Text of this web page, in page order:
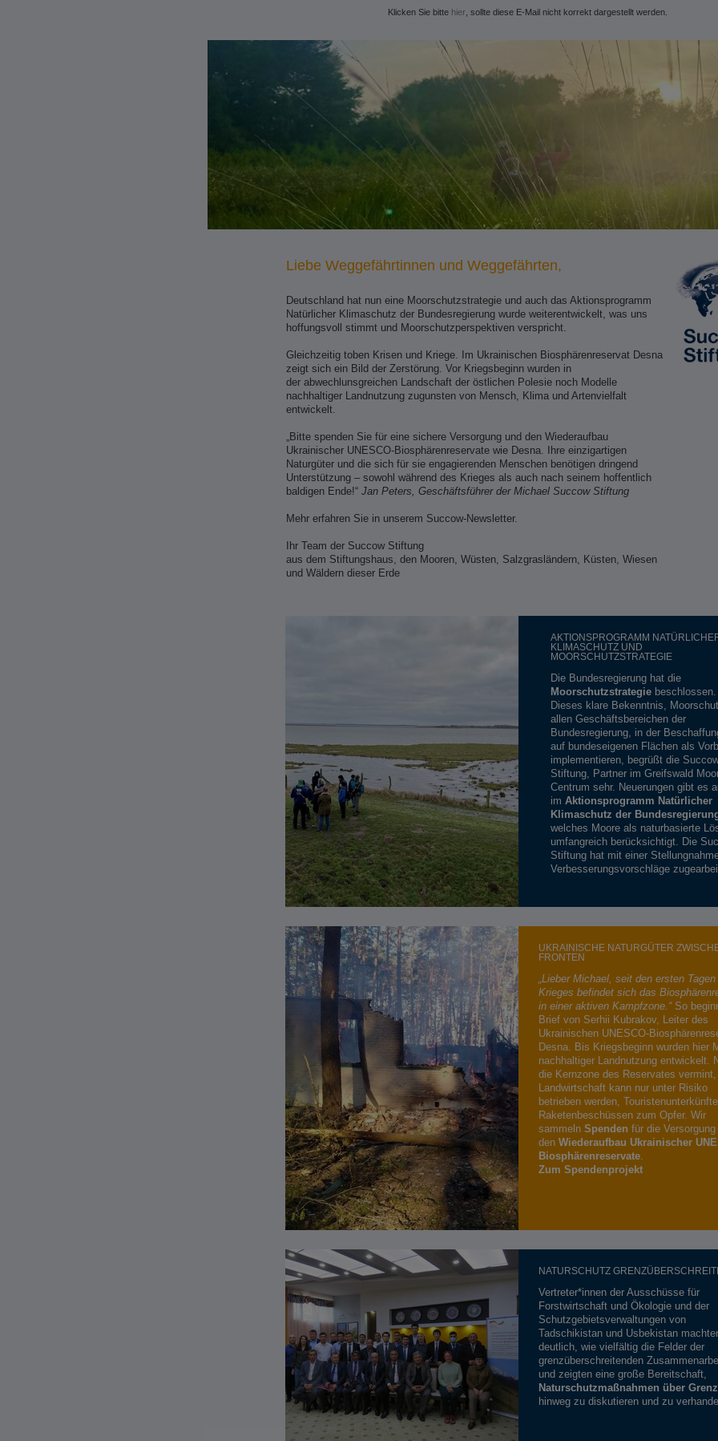
Klicken Sie bitte hier, sollte diese E-Mail nicht korrekt dargestellt werden.
Liebe Weggefährtinnen und Weggefährten,
Deutschland hat nun eine Moorschutzstrategie und auch das Aktionsprogramm
Natürlicher Klimaschutz der Bundesregierung wurde weiterentwickelt, was uns
hoffungsvoll stimmt und Moorschutzperspektiven verspricht.
Gleichzeitig toben Krisen und Kriege. Im Ukrainischen Biosphärenreservat Desna
zeigt sich ein Bild der Zerstörung. Vor Kriegsbeginn wurden in
der abwechlunsgreichen Landschaft der östlichen Polesie noch Modelle
nachhaltiger Landnutzung zugunsten von Mensch, Klima und Artenvielfalt
entwickelt.
„Bitte spenden Sie für eine sichere Versorgung und den Wiederaufbau
Ukrainischer UNESCO-Biosphärenreservate wie Desna. Ihre einzigartigen
Naturgüter und die sich für sie engagierenden Menschen benötigen dringend
Unterstützung – sowohl während des Krieges als auch nach seinem hoffentlich
baldigen Ende!“ Jan Peters, Geschäftsführer der Michael Succow Stiftung
Mehr erfahren Sie in unserem Succow-Newsletter.
Ihr Team der Succow Stiftung
aus dem Stiftungshaus, den Mooren, Wüsten, Salzgrasländern, Küsten, Wiesen
und Wäldern dieser Erde
AKTIONSPROGRAMM
KLIMASCHUTZ UND
MOORSCHUTZSTRATEGIE
Die Bundesregierung hat die
Moorschutzstrategiebeschlossen.
Dieses klare Bekenntnis,
allen Geschäftsbereichen der
Bundesregierung, in der
auf bundeseigenen Flächen als
implementieren, begrüßt die
Stiftung, Partner im Greifswald
Centrum sehr. Neuerungen gibt es
im Aktionsprogramm Natürlicher
Klimaschutz der
welches Moore als naturbasierte
umfangreich berücksichtigt. Die
Stiftung hat mit einer
Verbesserungsvorschläge
UKRAINISCHE NATURGÜTER
FRONTEN
„Lieber Michael, seit den ersten Tagen
Krieges befindet sich das
in einer aktiven Kampfzone.“So
Brief von Serhii Kubrakov, Leiter des
Ukrainischen UNESCO-
Desna. Bis Kriegsbeginn wurden hier
nachhaltiger Landnutzung entwickelt.
die Kernzone des Reservates vermint,
Landwirtschaft kann nur unter Risiko
betrieben werden,
Raketenbeschüssen zum Opfer. Wir
sammeln Spenden für die Versorgung
den Wiederaufbau Ukrainischer
Biosphärenreservate.
Zum Spendenprojekt
NATURSCHUTZ
Vertreter*innen der Ausschüsse für
Forstwirtschaft und Ökologie und der
Schutzgebietsverwaltungen von
Tadschikistan und Usbekistan
deutlich, wie vielfältig die Felder der
grenzüberschreitenden
und zeigten eine große Bereitschaft,
Naturschutzmaßnahmen über
hinweg zu diskutieren und zu